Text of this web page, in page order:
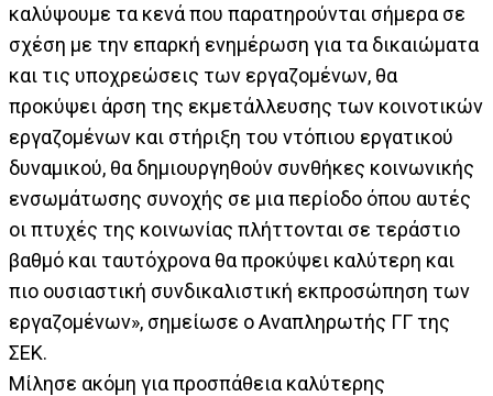
καλύψουμε τα κενά που παρατηρούνται σήμερα σε
σχέση με την επαρκή ενημέρωση για τα δικαιώματα
και τις υποχρεώσεις των εργαζομένων, θα
προκύψει άρση της εκμετάλλευσης των κοινοτικών
εργαζομένων και στήριξη του ντόπιου εργατικού
δυναμικού, θα δημιουργηθούν συνθήκες κοινωνικής
ενσωμάτωσης συνοχής σε μια περίοδο όπου αυτές
οι πτυχές της κοινωνίας πλήττονται σε τεράστιο
βαθμό και ταυτόχρονα θα προκύψει καλύτερη και
πιο ουσιαστική συνδικαλιστική εκπροσώπηση των
εργαζομένων», σημείωσε ο Αναπληρωτής ΓΓ της
ΣΕΚ.
Μίλησε ακόμη για προσπάθεια καλύτερης